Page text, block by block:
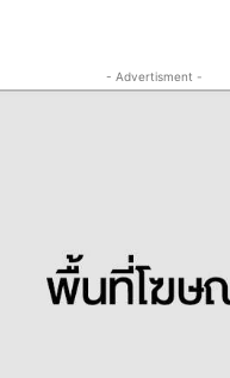
- Advertisment -